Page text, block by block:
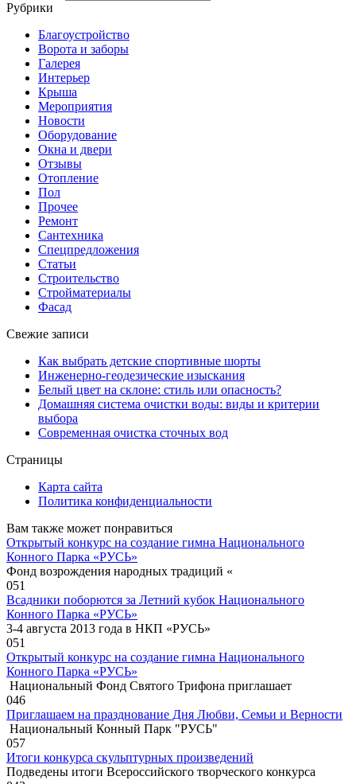
Рубрики
Благоустройство
Ворота и заборы
Галерея
Интерьер
Крыша
Мероприятия
Новости
Оборудование
Окна и двери
Отзывы
Отопление
Пол
Прочее
Ремонт
Сантехника
Спецпредложения
Статьи
Строительство
Стройматериалы
Фасад
Свежие записи
Как выбрать детские спортивные шорты
Инженерно-геодезические изыскания
Белый цвет на склоне: стиль или опасность?
Домашняя система очистки воды: виды и критерии
выбора
Современная очистка сточных вод
Страницы
Карта сайта
Политика конфиденциальности
Вам также может понравиться
Открытый конкурс на создание гимна Национального
Конного Парка «РУСЬ»
Фонд возрождения народных традиций «
051
Всадники поборются за Летний кубок Национального
Конного Парка «РУСЬ»
3-4 августа 2013 года в НКП «РУСЬ»
051
Открытый конкурс на создание гимна Национального
Конного Парка «РУСЬ»
Национальный Фонд Святого Трифона приглашает
046
Приглашаем на празднование Дня Любви, Семьи и Верности
Национальный Конный Парк "РУСЬ"
057
Итоги конкурса скульптурных произведений
Подведены итоги Всероссийского творческого конкурса